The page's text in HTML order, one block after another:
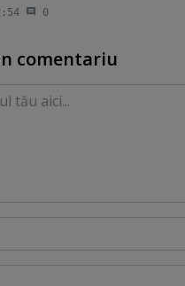
0
comentariu